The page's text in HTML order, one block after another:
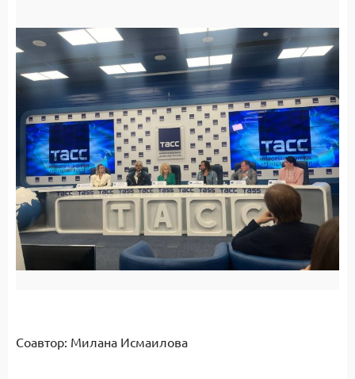
Соавтор: Милана Исмаилова